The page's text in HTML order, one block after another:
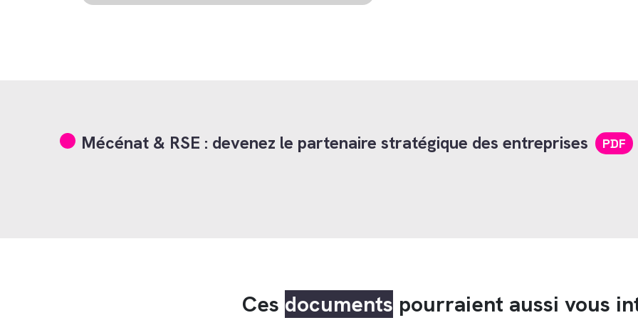
Mécénat & RSE : devenez le partenaire stratégique des entreprises PDF
Ces documents pourraient aussi vous